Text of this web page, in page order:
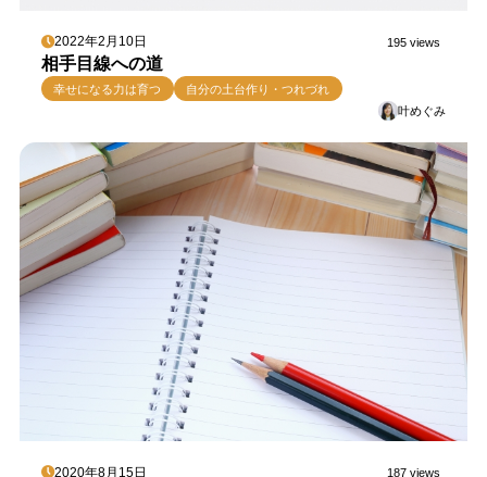
2022年2月10日 195 views
相手目線への道
幸せになる力は育つ
自分の土台作り・つれづれ
叶めぐみ
2020年8月15日 187 views